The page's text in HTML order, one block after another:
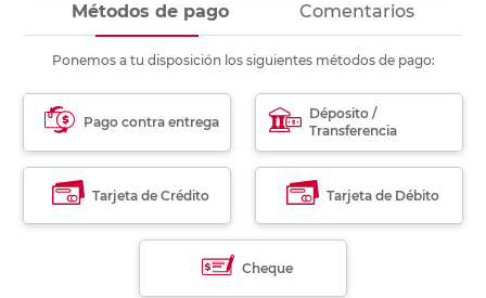
Métodos de pago Comentarios
Ponemos a tu disposición los siguientes métodos de pago:
Pago contra entrega
Déposito /
Transferencia
Tarjeta de Crédito Tarjeta de Débito
Cheque